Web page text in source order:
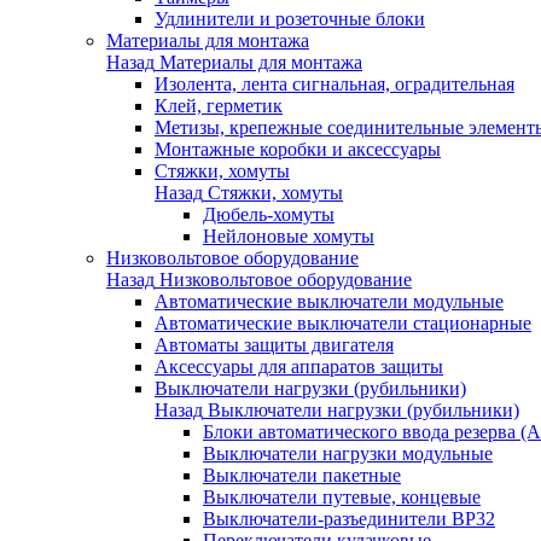
Удлинители и розеточные блоки
Материалы для монтажа
Назад Материалы для монтажа
Изолента, лента сигнальная, оградительная
Клей, герметик
Метизы, крепежные соединительные
Монтажные коробки и аксессуары
Стяжки, хомуты
Назад Стяжки, хомуты
Дюбель-хомуты
Нейлоновые хомуты
Низковольтовое оборудование
Назад Низковольтовое оборудование
Автоматические выключатели модульные
Автоматические выключатели стационарные
Автоматы защиты двигателя
Аксессуары для аппаратов защиты
Выключатели нагрузки (рубильники)
Назад Выключатели нагрузки (рубильники)
Блоки автоматического ввода резерва
Выключатели нагрузки модульные
Выключатели пакетные
Выключатели путевые, концевые
Выключатели-разъединители ВР32